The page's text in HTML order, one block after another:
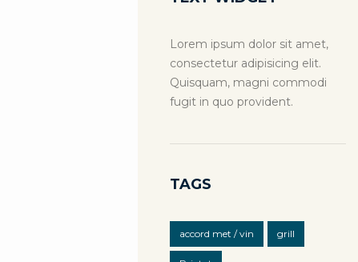
Lorem ipsum dolor sit amet,
consectetur adipisicing elit.
Quisquam, magni commodi
fugit in quo provident.
TAGS
accord met / vin grill